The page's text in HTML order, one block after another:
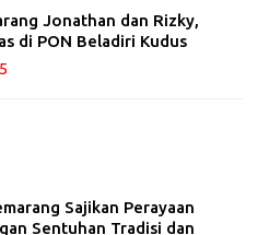
Jonathan dan Rizky,
di PON Beladiri Kudus
Sajikan Perayaan
Sentuhan Tradisi dan